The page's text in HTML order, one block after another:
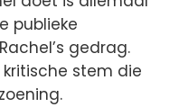
publieke
gedrag.
stem die